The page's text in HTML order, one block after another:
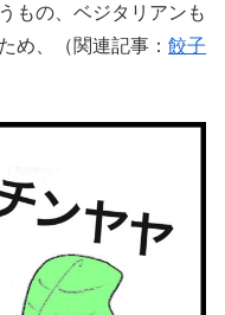
もの、ベジタリアンも
め、（関連記事： 餃子